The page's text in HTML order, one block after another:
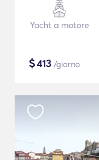
Yacht a motore
$413 /giorno